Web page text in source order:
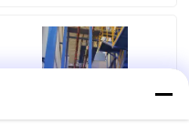
de poudre